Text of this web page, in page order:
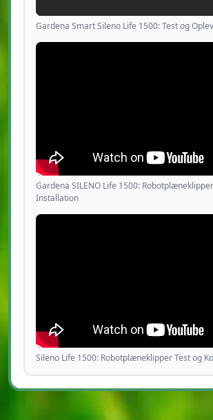
Gardena Smart Sileno Life 1500: Test og
Gardena SILENO Life 1500:
Installation
Sileno Life 1500: Robotplæneklipper Test og